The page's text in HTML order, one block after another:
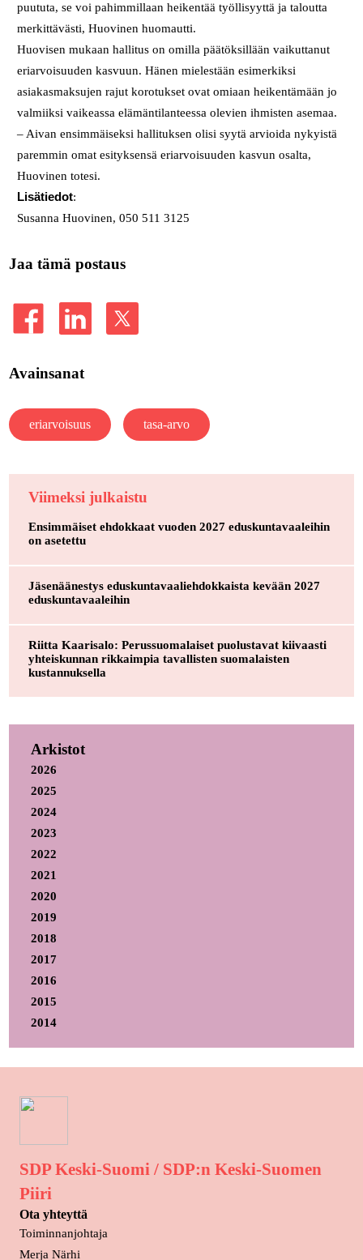
puututa, se voi pahimmillaan heikentää työllisyyttä ja taloutta
merkittävästi, Huovinen huomautti.
Huovisen mukaan hallitus on omilla päätöksillään vaikuttanut
eriarvoisuuden kasvuun. Hänen mielestään esimerkiksi
asiakasmaksujen rajut korotukset ovat omiaan heikentämään jo
valmiiksi vaikeassa elämäntilanteessa olevien ihmisten asemaa.
– Aivan ensimmäiseksi hallituksen olisi syytä arvioida nykyistä
paremmin omat esityksensä eriarvoisuuden kasvun osalta,
Huovinen totesi.
Lisätiedot:
Susanna Huovinen, 050 511 3125
Jaa tämä postaus
Avainsanat
eriarvoisuus tasa-arvo
Viimeksi julkaistu
Ensimmäiset ehdokkaat vuoden 2027 eduskuntavaaleihin
on asetettu
Jäsenäänestys eduskuntavaaliehdokkaista kevään 2027
eduskuntavaaleihin
Riitta Kaarisalo: Perussuomalaiset puolustavat kiivaasti
yhteiskunnan rikkaimpia tavallisten suomalaisten
kustannuksella
Arkistot
2026
2025
2024
2023
2022
2021
2020
2019
2018
2017
2016
2015
2014
SDP Keski-Suomi / SDP:n Keski-Suomen
Piiri
Ota yhteyttä
Toiminnanjohtaja
Merja Närhi